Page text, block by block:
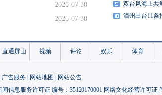
2026-07-30
2026-07-30
2026-07-29
2026-07-29
2026-07-29
双台风海上共
漳州出台11条
直通屏山 视频 评论 娱乐 体育
广告服务 网站地图
网站公告
闻信息服务许可证 编号：35120170001 网络文化经营许可证